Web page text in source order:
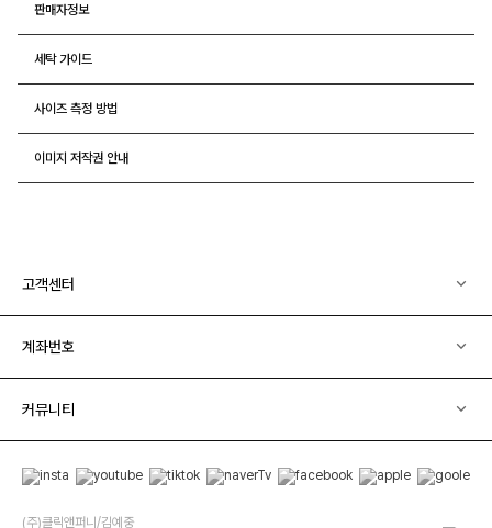
판매자정보
세탁 가이드
사이즈 측정 방법
이미지 저작권 안내
고객센터
계좌번호
커뮤니티
(주)클릭앤퍼니/김예중